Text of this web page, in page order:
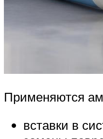
Применяются
вставки в